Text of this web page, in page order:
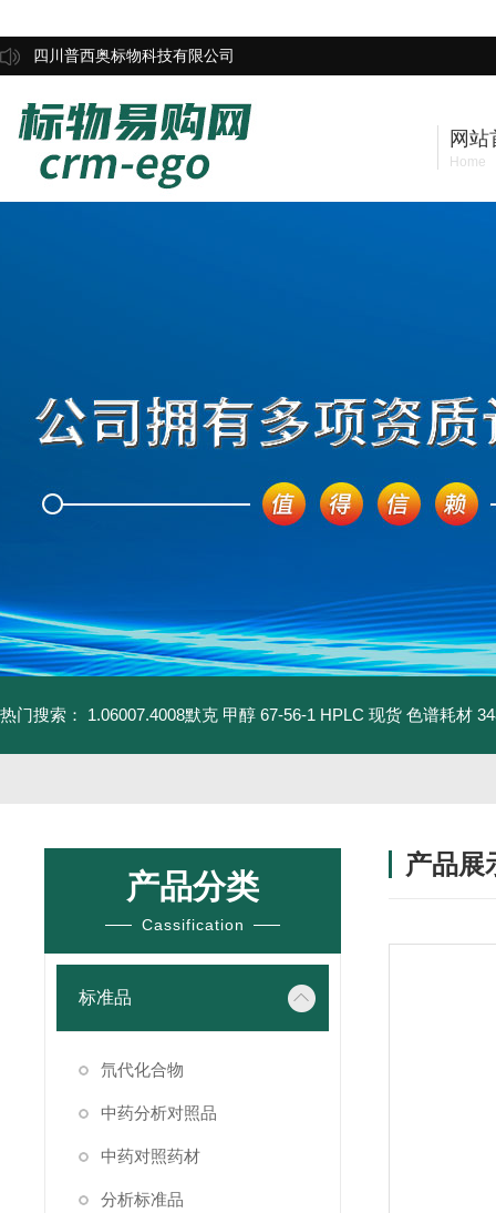
四川普西奥标物科技有限公司
网站
Home
热门搜索： 1.06007.4008默克 甲醇 67-56-1 HPLC 现货 色谱耗材
产品分类
Cassification
标准品
氘代化合物
中药分析对照品
中药对照药材
分析标准品
产品展